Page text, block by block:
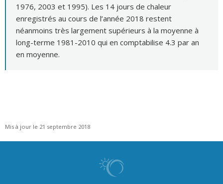
1976, 2003 et 1995). Les 14 jours de chaleur
enregistrés au cours de l’année 2018 restent
néanmoins très largement supérieurs à la moyenne à
long-terme 1981-2010 qui en comptabilise 4.3 par an
en moyenne.
Mis à jour le 21 septembre 2018